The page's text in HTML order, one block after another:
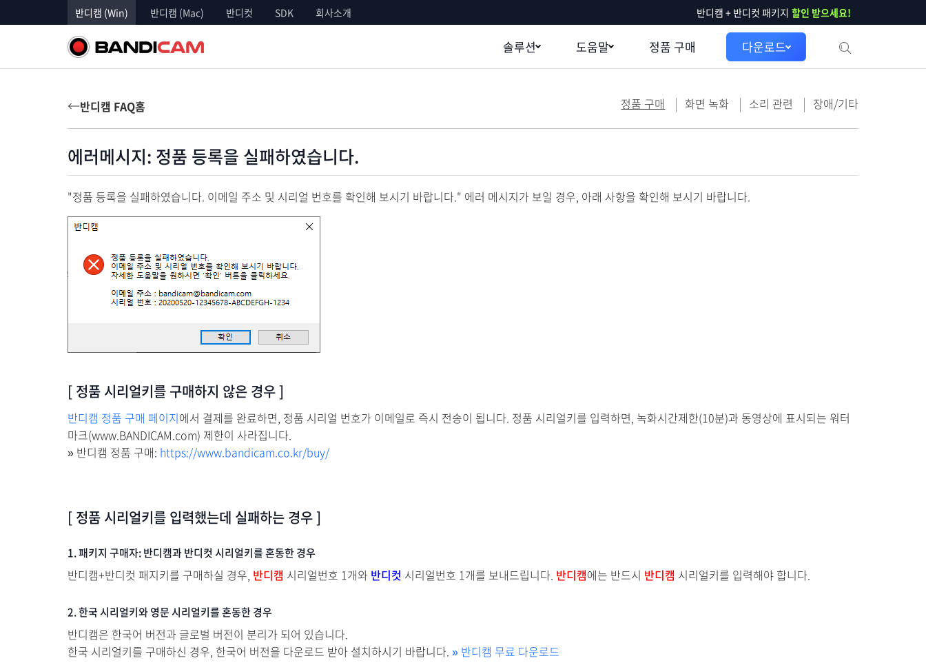
반디캠 (Win) 반디캠 (Mac) 반디컷 SDK 회사소개 반디캠 + 반디컷 패키지 할인 받으세요!
솔루션 도움말 정품 구매 다운로드
←반디캠 FAQ홈 정품 구매 화면 녹화 소리 관련 장애/기타
에러메시지: 정품 등록을 실패하였습니다.
"정품 등록을 실패하였습니다. 이메일 주소 및 시리얼 번호를 확인해 보시기 바랍니다." 에러 메시지가 보일 경우, 아래 사항을 확인해 보시기 바랍니다.
[ 정품 시리얼키를 구매하지 않은 경우 ]
반디캠 정품 구매 페이지에서 결제를 완료하면, 정품 시리얼 번호가 이메일로 즉시 전송이 됩니다. 정품 시리얼키를 입력하면, 녹화시간제한(10분)과 동영상에 표시되는 워터
마크(www.BANDICAM.com) 제한이 사라집니다.
»반디캠 정품 구매: https://www.bandicam.co.kr/buy/
[ 정품 시리얼키를 입력했는데 실패하는 경우 ]
1. 패키지 구매자: 반디캠과 반디컷 시리얼키를 혼동한 경우
반디캠+반디컷 패지키를 구매하실 경우, 반디캠 시리얼번호 1개와 반디컷 시리얼번호 1개를 보내드립니다. 반디캠에는 반드시 반디캠 시리얼키를 입력해야 합니다.
2. 한국 시리얼키와 영문 시리얼키를 혼동한 경우
반디캠은 한국어 버전과 글로벌 버전이 분리가 되어 있습니다.
한국 시리얼키를 구매하신 경우, 한국어 버전을 다운로드 받아 설치하시기 바랍니다. »반디캠 무료 다운로드